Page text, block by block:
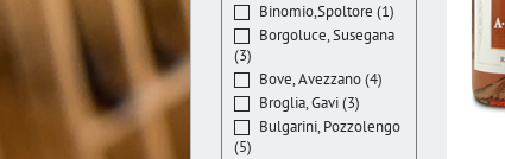
Binomio,Spoltore (1)
Borgoluce, Susegana
(3)
Bove, Avezzano (4)
Broglia, Gavi (3)
Bulgarini, Pozzolengo
(5)